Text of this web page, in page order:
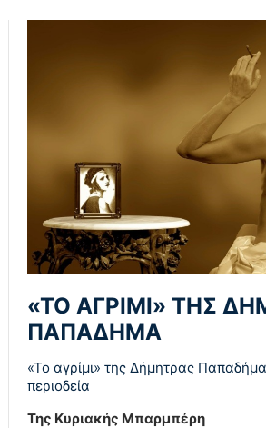
«ΤΟ ΑΓΡΙΜΙ» ΤΗΣ
ΠΑΠΑΔΗΜΑ
«Το αγρίμι» της Δήμητρας
περιοδεία
Της Κυριακής Μπαρμπέρη